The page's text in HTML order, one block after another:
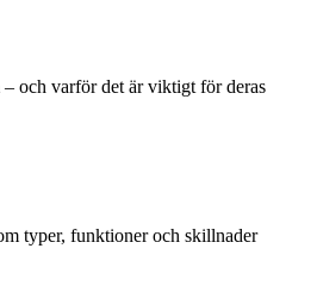
och varför det är viktigt för deras
typer, funktioner och skillnader